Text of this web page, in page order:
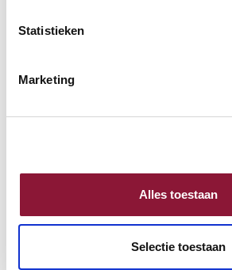
Statistieken
Marketing
Alles toestaan
Selectie toestaan
SUN-
104,24
Andere Produkte, die
möglicherweise